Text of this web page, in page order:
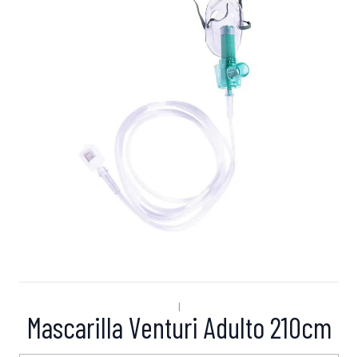
|
Mascarilla Venturi Adulto 210cm